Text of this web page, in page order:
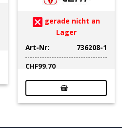
gerade nicht an
Lager
Art-Nr:
736208-1
CHF99.70